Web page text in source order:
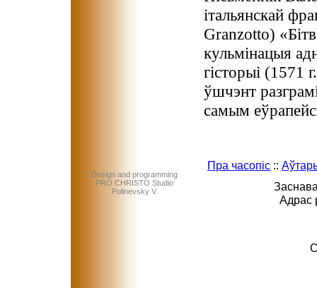
італьянскай
Granzotto)
кульмінацыя
гісторыі (1571
ўшчэнт
самым
Design and programming
PRO CHRISTO Studio
Polinevsky V.
Пра часопіс ::
Адрас